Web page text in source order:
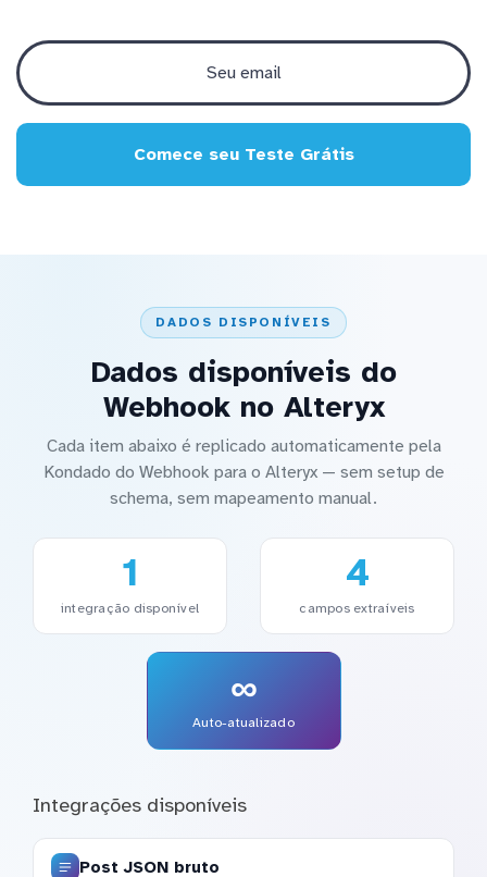
Comece seu Teste Grátis
DADOS DISPONÍVEIS
Dados disponíveis do
Webhook no Alteryx
Cada item abaixo é replicado automaticamente pela
Kondado do Webhook para o Alteryx — sem setup de
schema, sem mapeamento manual.
1
integração disponível
4
campos extraíveis
∞
Auto-atualizado
Integrações disponíveis
Post JSON bruto